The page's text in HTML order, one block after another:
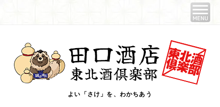
よい「さけ」を、わかちあう